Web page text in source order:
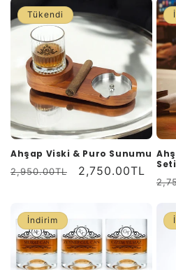
Tükendi
Ahşap Viski & Puro Sunumu
Normal
2,950.00TL
İndirimli
2,750.00TL
Seti
İndirim